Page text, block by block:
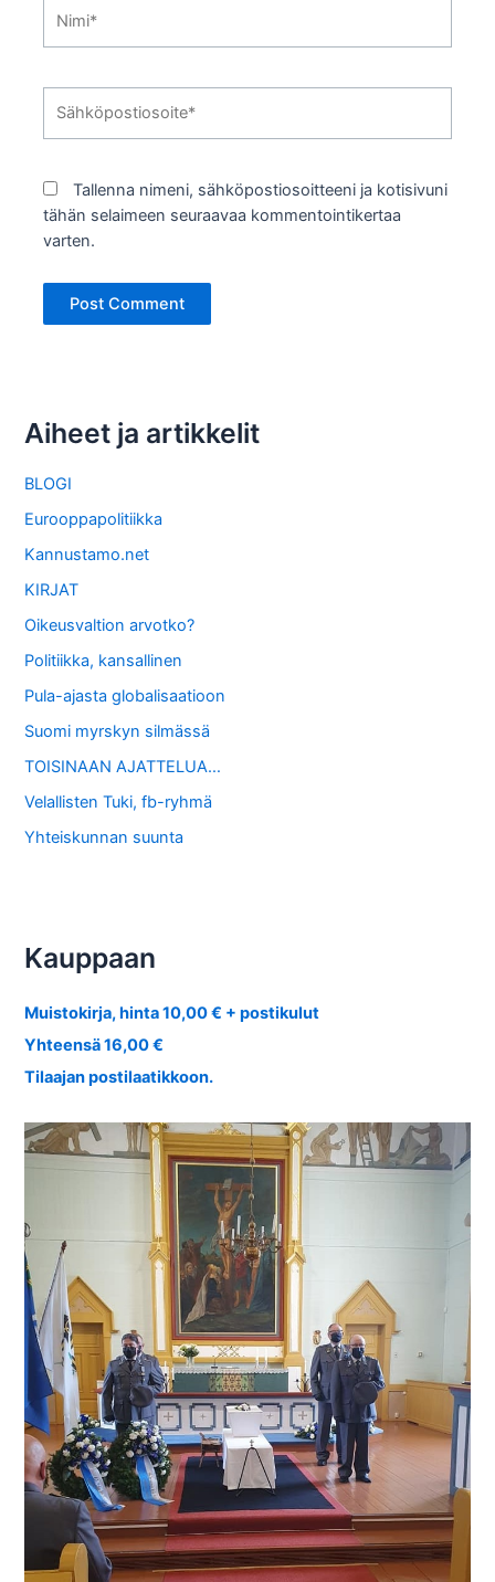
Tallenna nimeni, sähköpostiosoitteeni ja kotisivuni
tähän selaimeen seuraavaa kommentointikertaa
varten.
Aiheet ja artikkelit
BLOGI
Eurooppapolitiikka
Kannustamo.net
KIRJAT
Oikeusvaltion arvotko?
Politiikka, kansallinen
Pula-ajasta globalisaatioon
Suomi myrskyn silmässä
TOISINAAN AJATTELUA…
Velallisten Tuki, fb-ryhmä
Yhteiskunnan suunta
Kauppaan
Muistokirja, hinta 10,00 € + postikulut
Yhteensä 16,00 €
Tilaajan postilaatikkoon.